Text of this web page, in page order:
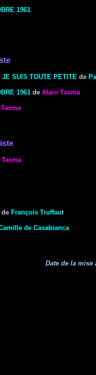
1961
JE SUIS TOUTE PETITE de
1961 de Alain Tasma
de François Truffaut
de Casabianca
Date de la